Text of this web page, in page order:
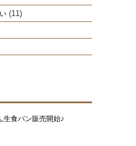
(11)
生食パン販売開始♪